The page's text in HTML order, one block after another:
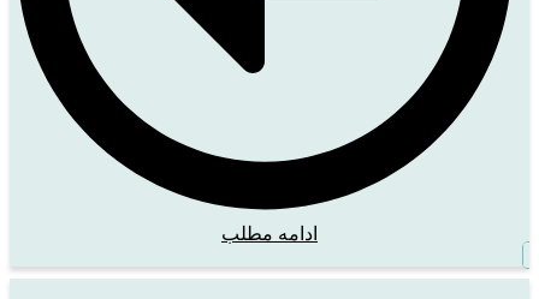
ادامه مطلب